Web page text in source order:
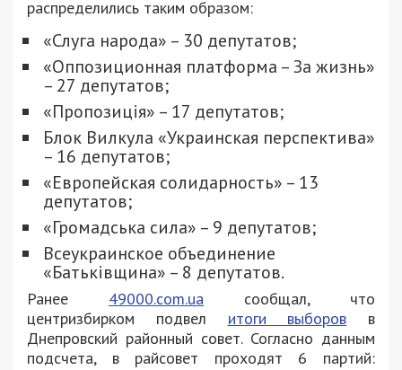
распределились таким образом:
«Слуга народа» – 30 депутатов;
«Оппозиционная платформа – За жизнь»
– 27 депутатов;
«Пропозиція» – 17 депутатов;
Блок Вилкула «Украинская перспектива»
– 16 депутатов;
«Европейская солидарность» – 13
депутатов;
«Громадська сила» – 9 депутатов;
Всеукраинское объединение
«Батьківщина» – 8 депутатов.
Ранее 49000.com.ua сообщал, что
центризбирком подвел итоги выборов в
Днепровский районный совет. Согласно данным
подсчета, в райсовет проходят 6 партий: